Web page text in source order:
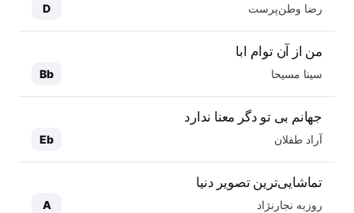
رضا وطن‌پرست D
من از آن توام ابا
سینا مسیحا Bb
جهانم بی تو دگر معنا ندارد
آراد طفلان Eb
تماشایی‌ترین تصویر دنیا
روزبه نجارنژاد A